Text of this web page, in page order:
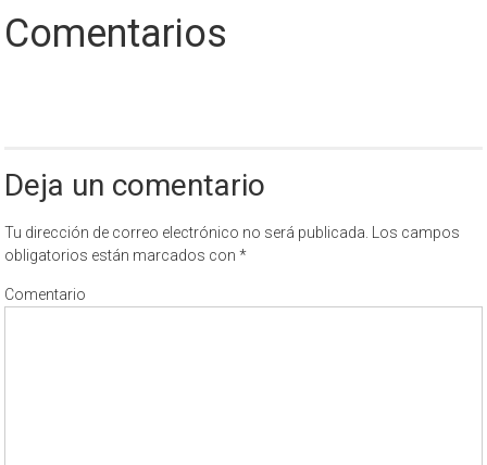
Comentarios
Deja un comentario
Tu dirección de correo electrónico no será publicada.
Los campos
obligatorios están marcados con*
Comentario